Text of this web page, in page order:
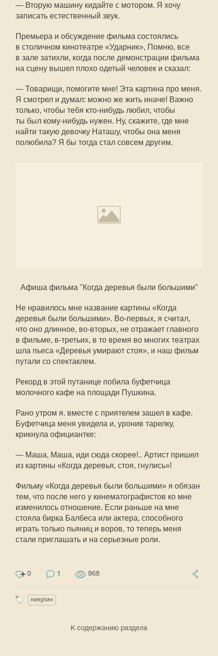
— Вторую машину кидайте с мотором. Я хочу
записать естественный звук.
Премьера и обсуждение фильма состоялись
в столичном кинотеатре «Ударник», Помню, все
в зале затихли, когда после демонстрации фильма
на сцену вышел плохо одетый человек и сказал:
— Товарищи, помогите мне! Эта картина про меня.
Я смотрел и думал: можно же жить иначе! Важно
только, чтобы тебя кто-нибудь любил, чтобы
ты был кому-нибудь нужен. Ну, скажите, где мне
найти такую девочку Наташу, чтобы она меня
полюбила? Я бы тогда стал совсем другим.
Афиша фильма "Когда деревья были большими"
Не нравилось мне название картины «Когда
деревья были большими». Во-первых, я считал,
что оно длинное, во-вторых, не отражает главного
в фильме, в-третьих, в то время во многих театрах
шла пьеса «Деревья умирают стоя», и наш фильм
путали со спектаклем.
Рекорд в этой путанице побила буфетчица
молочного кафе на площади Пушкина.
Рано утром я. вместе с приятелем зашел в кафе.
Буфетчица меня увидела и, уронив тарелку,
крикнула официантке:
— Маша, Маша, иди сюда скорее!.. Артист пришел
из картины «Когда деревья, стоя, гнулись»!
Фильму «Когда деревья были большими» я обязан
тем, что после него у кинематографистов ко мне
изменилось отношение. Если раньше на мне
стояла бирка Балбеса или актера, способного
играть только пьяниц и воров, то теперь меня
стали приглашать и на серьезные роли.
0 1 968
никулин
К содержанию раздела